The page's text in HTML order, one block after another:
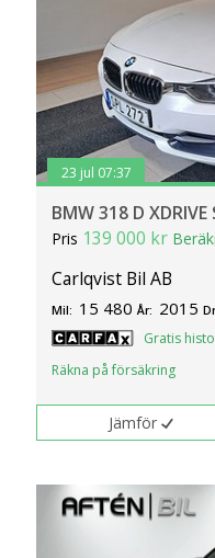
23 jul 07:37
BMW 318 D
Pris 139 000 kr
Carlqvist Bil AB
Mil: 15 480 År: 2015
Gratis
Räkna på försäkring
Jämför